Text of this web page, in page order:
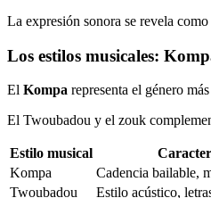
La expresión sonora se revela
Los estilos musicales:
El Kompa representa el género
El Twoubadou y el zouk
Estilo musical
Kompa
Cadencia bailable,
Twoubadou
Estilo acústico,